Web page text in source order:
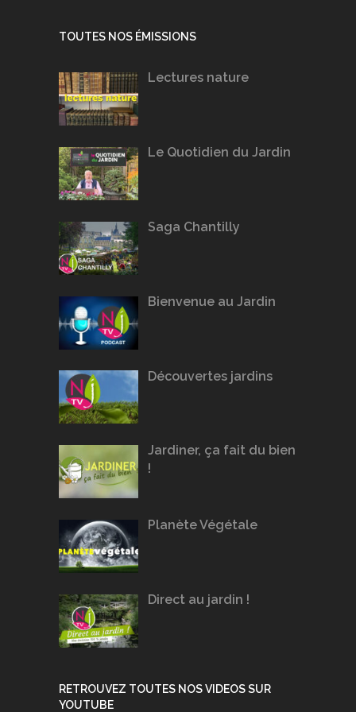
TOUTES NOS ÉMISSIONS
Lectures nature
Le Quotidien du Jardin
Saga Chantilly
Bienvenue au Jardin
Découvertes jardins
Jardiner, ça fait du bien
!
Planète Végétale
Direct au jardin !
RETROUVEZ TOUTES NOS VIDEOS SUR
YOUTUBE